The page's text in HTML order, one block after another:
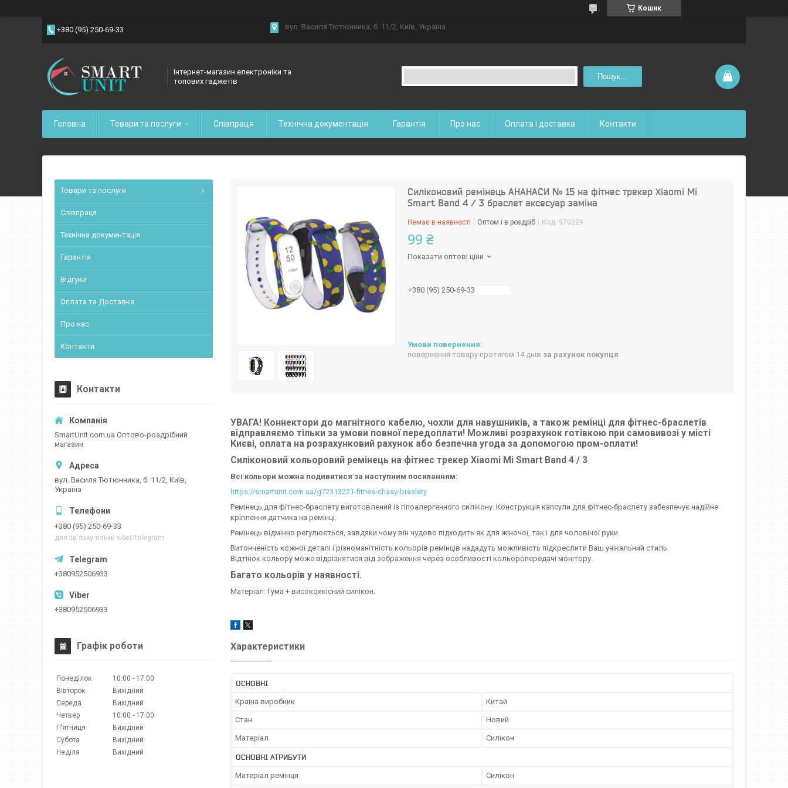
Кошик
+380 (95) 250-69-33 вул. Василя Тютюнника, б. 11/2, Київ, Україна
Інтернет-магазин електроніки та
топових гаджетів
Пошук...
Головна Товари та послуги Співпраця Технічна документація Гарантія Про нас Оплата і доставка Контакти
Силіконовий ремінець АНАНАСИ № 15 на фітнес трекер Xiaomi Mi
Smart Band 4 / 3 браслет аксесуар заміна
Немає в наявності Оптом і в роздріб Код: 970229
99 ₴
Показати оптові ціни
+380 (95) 250-69-33
повернення товару протягом 14 днів за рахунок покупця
УВАГА! Коннектори до магнітного кабелю, чохли для навушників, а також ремінці для фітнес-браслетів
відправляємо тільки за умови повної передоплати! Можливі розрахунок готівкою при самовивозі у місті
Києві, оплата на розрахунковий рахунок або безпечна угода за допомогою пром-оплати!
Силіконовий кольоровий ремінець на фітнес трекер Xiaomi Mi Smart Band 4 / 3
Всі кольори можна подивитися за наступним посиланням:
https://smartunit.com.ua/g72313221-fitnes-chasy-braslety
Ремінець для фітнес-браслету виготовлений із гіпоалергенного силікону. Конструкція капсули для фітнес-браслету забезпечує надійне
кріплення датчика на ремінці.
Ремінець відмінно регулюється, завдяки чому він чудово підходить як для жіночої, так і для чоловічої руки.
Витонченість кожної деталі і різноманітність кольорів ремінців нададуть можливість підкреслити Ваш унікальний стиль.
Відтінок кольору може відрізнятися від зображення через особливості кольоропередачі монітору.
Багато кольорів у наявності.
Матеріал: Гума + високоякісний силікон.
Характеристики
ОСНОВНІ
Країна виробник Китай
Стан Новий
Матеріал Силікон
ОСНОВНІ АТРИБУТИ
Матеріал ремінця Силікон
Товари та послуги
Співпраця
Технічна документація
Гарантія
Відгуки
Оплата та Доставка
Про нас
Контакти
Контакти
SmartUnit.com.ua Оптово-роздрібний
магазин
вул. Василя Тютюнника, б. 11/2, Київ,
Україна
+380 (95) 250-69-33
для зв'язку тільки viber/telegram
+380952506933
+380952506933
Графік роботи
Понеділок 10:00
17:00
Вівторок
Вихідний
Середа
Вихідний
Четвер
10:00
17:00
Пʼятниця
Вихідний
Субота
Вихідний
Неділя
Вихідний